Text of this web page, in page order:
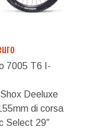
7005 T6 I-
Deeluxe
di corsa
Select 29″